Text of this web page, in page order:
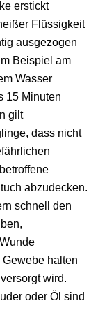
erstickt
Flüssigkeit
ausgezogen
Beispiel am
Wasser
15 Minuten
gilt
dass nicht
abzudecken.
schnell den
halten
wird.
oder Öl sind